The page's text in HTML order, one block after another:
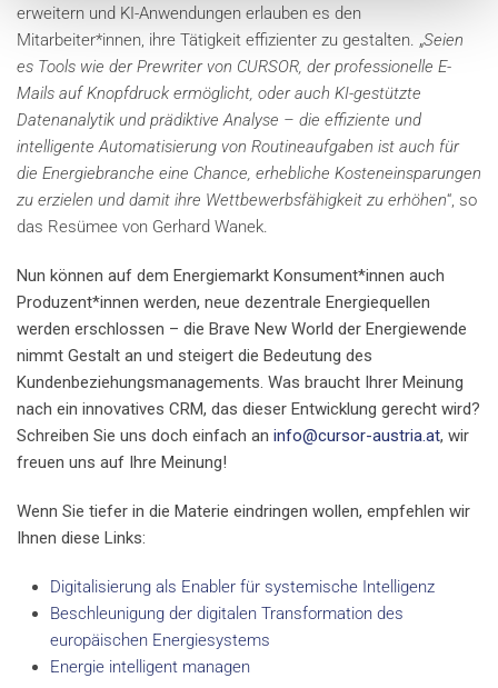
erweitern und KI-Anwendungen erlauben es den
Mitarbeiter*innen, ihre Tätigkeit effizienter zu gestalten. „Seien
es Tools wie der Prewriter von CURSOR, der professionelle E-
Mails auf Knopfdruck ermöglicht, oder auch KI-gestützte
Datenanalytik und prädiktive Analyse – die effiziente und
intelligente Automatisierung von Routineaufgaben ist auch für
die Energiebranche eine Chance, erhebliche Kosteneinsparungen
zu erzielen und damit ihre Wettbewerbsfähigkeit zu erhöhen“, so
das Resümee von Gerhard Wanek.
Nun können auf dem Energiemarkt Konsument*innen auch
Produzent*innen werden, neue dezentrale Energiequellen
werden erschlossen – die Brave New World der Energiewende
nimmt Gestalt an und steigert die Bedeutung des
Kundenbeziehungsmanagements. Was braucht Ihrer Meinung
nach ein innovatives CRM, das dieser Entwicklung gerecht wird?
Schreiben Sie uns doch einfach an info@cursor-austria.at, wir
freuen uns auf Ihre Meinung!
Wenn Sie tiefer in die Materie eindringen wollen, empfehlen wir
Ihnen diese Links:
Digitalisierung als Enabler für systemische Intelligenz
Beschleunigung der digitalen Transformation des
europäischen Energiesystems
Energie intelligent managen